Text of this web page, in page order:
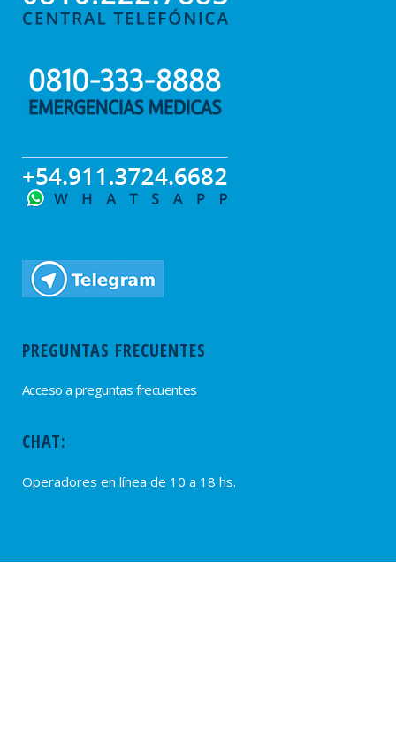
PREGUNTAS FRECUENTES
Acceso a preguntas frecuentes
CHAT:
Operadores en línea de 10 a 18 hs.
PROVEEDORES